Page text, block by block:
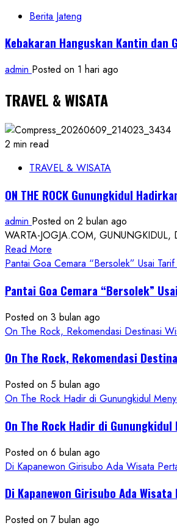
Berita Jateng
Kebakaran Hanguskan Kantin dan
admin Posted on 1 hari ago
TRAVEL & WISATA
2 min read
TRAVEL & WISATA
ON THE ROCK Gunungkidul
admin Posted on 2 bulan ago
WARTA-JOGJA.COM,
Read More
more
ON
ROCK
Gunungkidul
Konsep
Padukan
Keindahan
dan
Wisata
Kekinian
Pantai Goa Cemara “Bersolek” Usai
Pantai Goa Cemara “Bersolek”
Posted on 3 bulan ago
On The Rock, Rekomendasi Destinasi
On The Rock, Rekomendasi
Posted on 5 bulan ago
On The Rock Hadir di Gunungkidul
On The Rock Hadir di
Posted on 6 bulan ago
Di Kapanewon Girisubo Ada Wisata
Di Kapanewon Girisubo Ada
Posted on 7 bulan ago